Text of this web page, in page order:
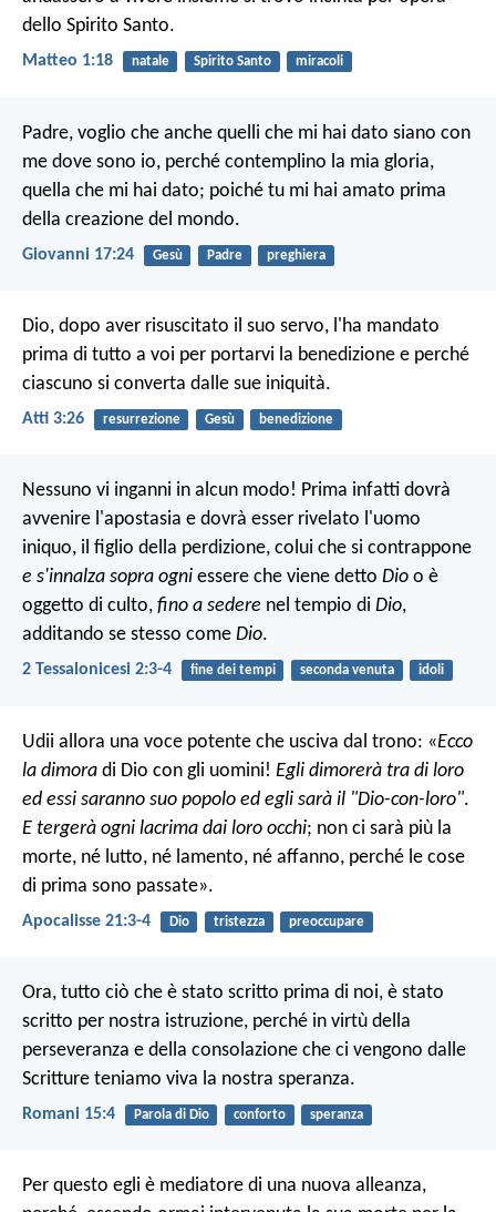
dello Spirito Santo.
Matteo 1:18 natale Spirito Santo miracoli
Padre, voglio che anche quelli che mi hai dato siano con
me dove sono io, perché contemplino la mia gloria,
quella che mi hai dato; poiché tu mi hai amato prima
della creazione del mondo.
Giovanni 17:24 Gesù Padre preghiera
Dio, dopo aver risuscitato il suo servo, l'ha mandato
prima di tutto a voi per portarvi la benedizione e perché
ciascuno si converta dalle sue iniquità.
Atti 3:26 resurrezione Gesù benedizione
Nessuno vi inganni in alcun modo! Prima infatti dovrà
avvenire l'apostasia e dovrà esser rivelato l'uomo
iniquo, il figlio della perdizione, colui che si contrappone
e s'innalza sopra ogni essere che viene detto Dio o è
oggetto di culto, fino a sedere nel tempio di Dio,
additando se stesso come Dio.
2 Tessalonicesi 2:3-4 fine dei tempi seconda venuta idoli
Udii allora una voce potente che usciva dal trono: «Ecco
la dimora di Dio con gli uomini! Egli dimorerà tra di loro
ed essi saranno suo popolo ed egli sarà il "Dio-con-loro".
E tergerà ogni lacrima dai loro occhi; non ci sarà più la
morte, né lutto, né lamento, né affanno, perché le cose
di prima sono passate».
Apocalisse 21:3-4 Dio tristezza preoccupare
Ora, tutto ciò che è stato scritto prima di noi, è stato
scritto per nostra istruzione, perché in virtù della
perseveranza e della consolazione che ci vengono dalle
Scritture teniamo viva la nostra speranza.
Romani 15:4 Parola di Dio conforto speranza
Per questo egli è mediatore di una nuova alleanza,